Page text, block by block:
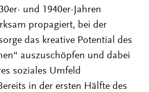
und 1940er-Jahren
propagiert, bei der
das kreative Potential des
auszuschöpfen und dabei
soziales Umfeld
in der ersten Hälfte des